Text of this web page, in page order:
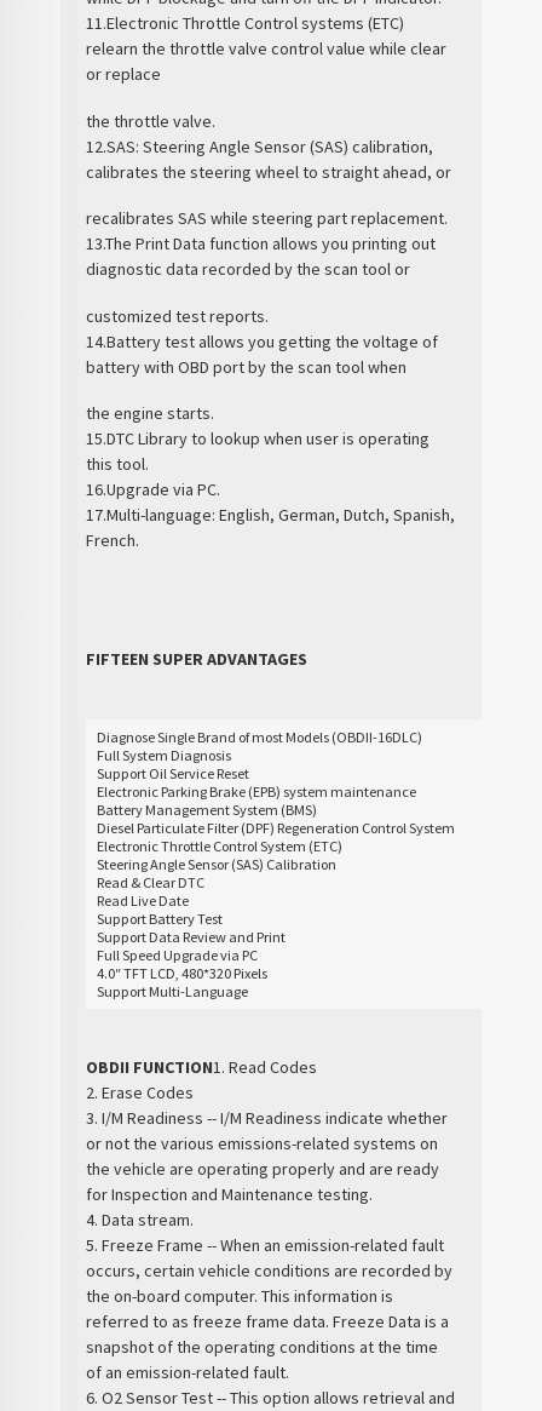
11.Electronic Throttle Control systems (ETC)
relearn the throttle valve control value while clear
or replace
the throttle valve.
12.SAS: Steering Angle Sensor (SAS) calibration,
calibrates the steering wheel to straight ahead, or
recalibrates SAS while steering part replacement.
13.The Print Data function allows you printing out
diagnostic data recorded by the scan tool or
customized test reports.
14.Battery test allows you getting the voltage of
battery with OBD port by the scan tool when
the engine starts.
15.DTC Library to lookup when user is operating
this tool.
16.Upgrade via PC.
17.Multi-language: English, German, Dutch, Spanish,
French.
FIFTEEN SUPER ADVANTAGES
Diagnose Single Brand of most Models (OBDII-16DLC)
Full System Diagnosis
Support Oil Service Reset
Electronic Parking Brake (EPB) system maintenance
Battery Management System (BMS)
Diesel Particulate Filter (DPF) Regeneration Control System
Electronic Throttle Control System (ETC)
Steering Angle Sensor (SAS) Calibration
Read & Clear DTC
Read Live Date
Support Battery Test
Support Data Review and Print
Full Speed Upgrade via PC
4.0″ TFT LCD, 480*320 Pixels
Support Multi-Language
OBDII FUNCTION1. Read Codes
2. Erase Codes
3. I/M Readiness -- I/M Readiness indicate whether
or not the various emissions-related systems on
the vehicle are operating properly and are ready
for Inspection and Maintenance testing.
4. Data stream.
5. Freeze Frame -- When an emission-related fault
occurs, certain vehicle conditions are recorded by
the on-board computer. This information is
referred to as freeze frame data. Freeze Data is a
snapshot of the operating conditions at the time
of an emission-related fault.
6. O2 Sensor Test -- This option allows retrieval and